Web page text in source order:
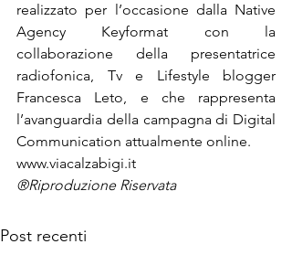
realizzato per l’occasione dalla Native
Agency Keyformat con la
collaborazione della presentatrice
radiofonica, Tv e Lifestyle blogger
Francesca Leto, e che rappresenta
l’avanguardia della campagna di Digital
Communication attualmente online.
www.viacalzabigi.it
®Riproduzione Riservata
Post recenti